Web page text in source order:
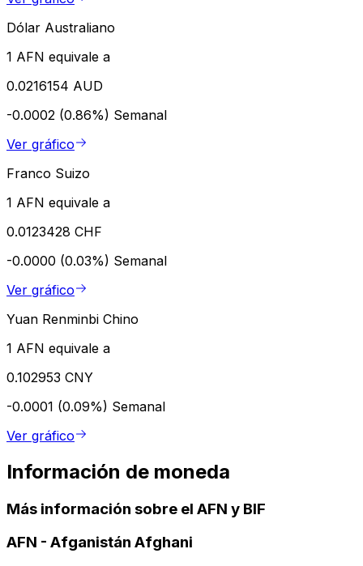
Dólar Australiano
1 AFN equivale a
0.0216154 AUD
-0.0002 (0.86%) Semanal
Ver gráfico
Franco Suizo
1 AFN equivale a
0.0123428 CHF
-0.0000 (0.03%) Semanal
Ver gráfico
Yuan Renminbi Chino
1 AFN equivale a
0.102953 CNY
-0.0001 (0.09%) Semanal
Ver gráfico
Información de moneda
Más información sobre el AFN y BIF
AFN - Afganistán Afghani